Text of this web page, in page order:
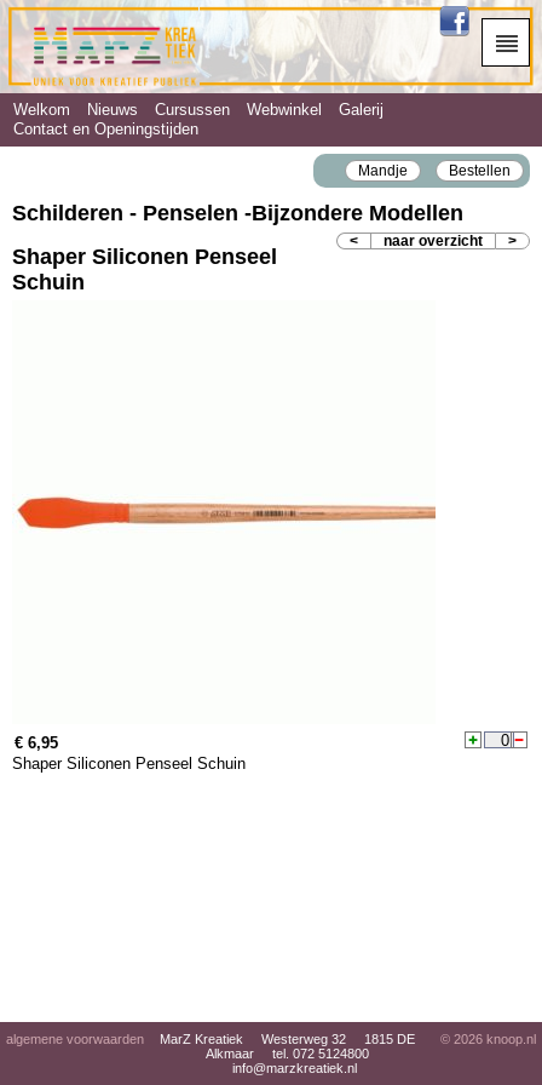
Welkom Nieuws Cursussen Webwinkel
Galerij
Contact en Openingstijden
Mandje Bestellen
Schilderen - Penselen ‐Bijzondere Modellen
< naar overzicht >
Shaper Siliconen Penseel
Schuin
€ 6,95
Shaper Siliconen Penseel Schuin
algemene voorwaarden
MarZ Kreatiek Westerweg 32 1815 DE
Alkmaar tel. 072 5124800
info@marzkreatiek.nl
© 2026 knoop.nl